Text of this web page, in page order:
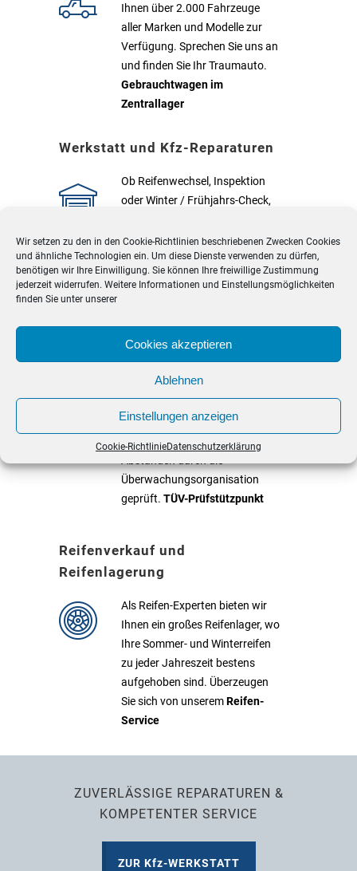
Wir setzen zu den in den Cookie-Richtlinien beschriebenen Zwecken Cookies
und ähnliche Technologien ein. Um diese Dienste verwenden zu dürfen,
benötigen wir Ihre Einwilligung. Sie können Ihre freiwillige Zustimmung
jederzeit widerrufen. Weitere Informationen und Einstellungsmöglichkeiten
finden Sie unter unserer
Cookies akzeptieren
Ablehnen
Einstellungen anzeigen
Cookie-RichtlinieDatenschutzerklärung
Ihnen über 2.000 Fahrzeuge
aller Marken und Modelle zur
Verfügung. Sprechen Sie uns an
und finden Sie Ihr Traumauto.
Gebrauchtwagen im
Zentrallager
Werkstatt und Kfz-Reparaturen
Ob Reifenwechsel, Inspektion
oder Winter / Frühjahrs-Check,
erledigen Ihre individuellen
Wünsche schnell und
fachgerecht.Werkstatt &
Anerkannter TÜV-
Tägliche TÜV-Abnahme im Haus.
Als anerkannter Prüfstützpunkt
werden wir in regelmäßigen
Abständen durch die
Überwachungsorganisation
geprüft. TÜV-Prüfstützpunkt
Reifenverkauf und
Reifenlagerung
Als Reifen-Experten bieten wir
Ihnen ein großes Reifenlager, wo
Ihre Sommer- und Winterreifen
zu jeder Jahreszeit bestens
aufgehoben sind. Überzeugen
Sie sich von unseremReifen-
Service
ZUVERLÄSSIGE REPARATUREN &
KOMPETENTER SERVICE
ZUR Kfz-WERKSTATT